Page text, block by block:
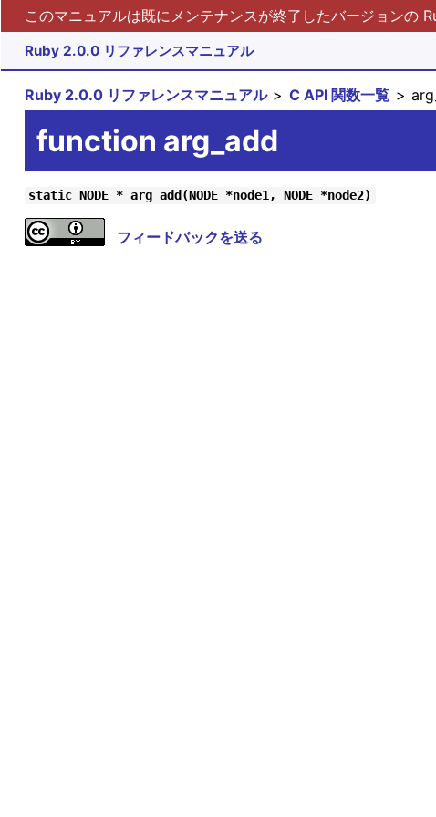
このマニュアルは既にメンテナンスが終了したバージョンの
Ruby 2.0.0 リファレンスマニュアル
Ruby 2.0.0 リファレンスマニュアル C API 関数一覧
function arg_add
static NODE * arg_add(NODE *node1, NODE *node2)
フィードバックを送る